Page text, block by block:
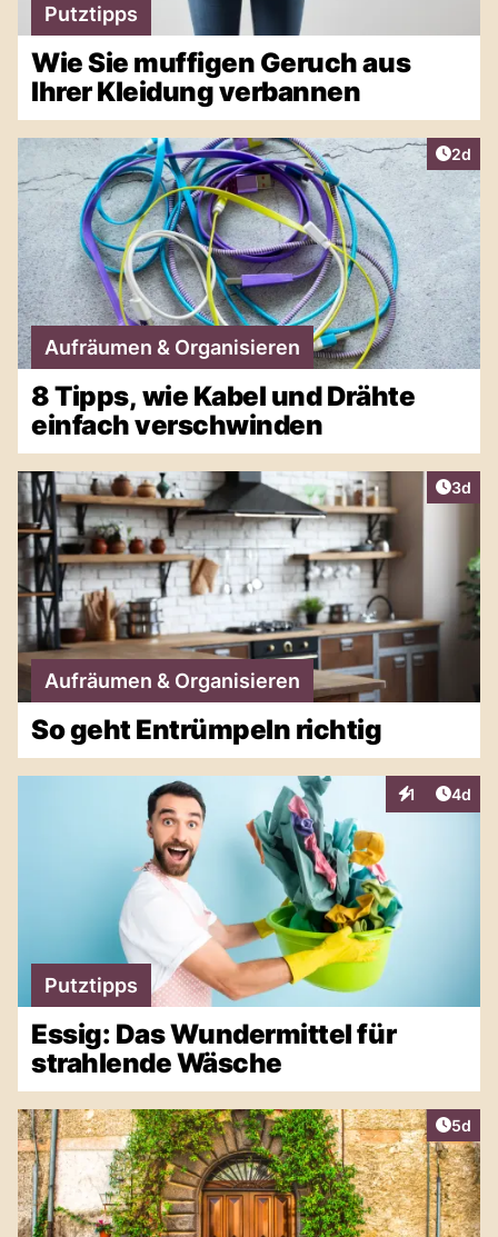
Putztipps
Wie Sie muffigen Geruch aus
Ihrer Kleidung verbannen
2d
Aufräumen & Organisieren
8 Tipps, wie Kabel und Drähte
einfach verschwinden
3d
Aufräumen & Organisieren
So geht Entrümpeln richtig
1
Interaktionen
4d
Putztipps
Essig: Das Wundermittel für
strahlende Wäsche
5d